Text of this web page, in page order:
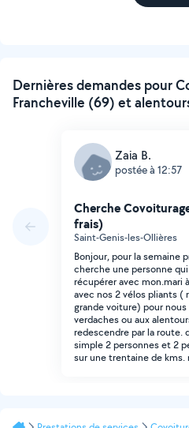
Dernières demandes pour
Francheville (69) et
Zaia B.
postée à 12:57
Cherche
frais)
Saint-Genis-les-Ollières
Bonjour, pour la semaine
cherche une personne
récupérer avec mon.mari
avec nos 2 vélos pliants (
grande voiture) pour
verdaches ou aux
redescendre par la route.
simple 2 personnes et 2
sur une trentaine de kms.